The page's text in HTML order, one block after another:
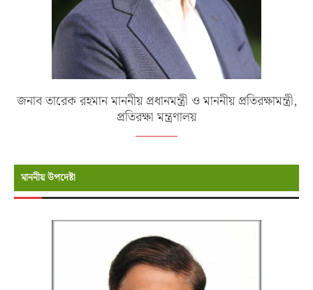
জনাব তারেক রহমান মাননীয় প্রধানমন্ত্রী ও মাননীয় প্রতিরক্ষামন্ত্রী,
প্রতিরক্ষা মন্ত্রণালয়
মাননীয় উপদেষ্টা